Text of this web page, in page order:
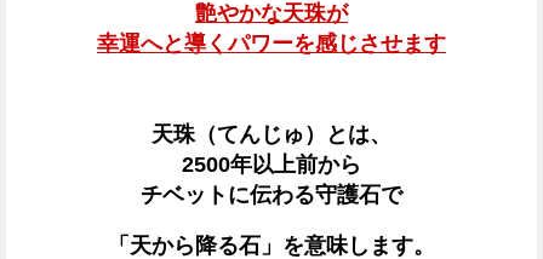
艶やかな天珠が
幸運へと導くパワーを感じさせます
天珠（てんじゅ）とは、
2500年以上前から
チベットに伝わる守護石で
「天から降る石」を意味します。